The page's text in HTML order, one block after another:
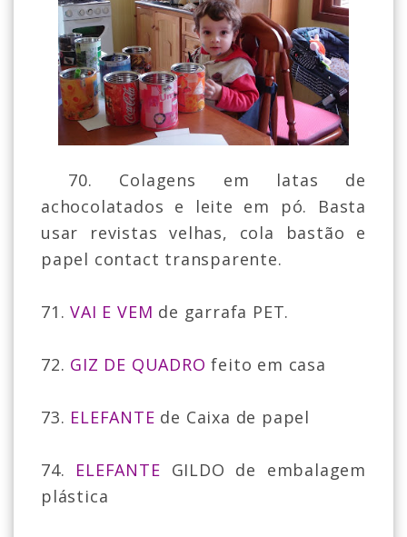
70. Colagens em latas de
achocolatados e leite em pó. Basta
usar revistas velhas, cola bastão e
papel contact transparente.
71.VAI E VEM de garrafa PET.
72. GIZ DE QUADRO feito em casa
73. ELEFANTE de Caixa de papel
74. ELEFANTE GILDO de embalagem
plástica